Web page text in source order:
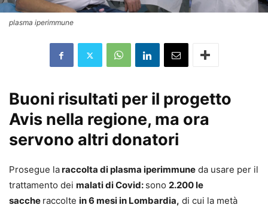
plasma iperimmune
Buoni risultati per il progetto
Avis nella regione, ma ora
servono altri donatori
Prosegue laraccolta di plasma iperimmune da usare per il
trattamento dei malati di Covid: sono 2.200 le
sacche raccolte in 6 mesi in Lombardia, di cui la metà